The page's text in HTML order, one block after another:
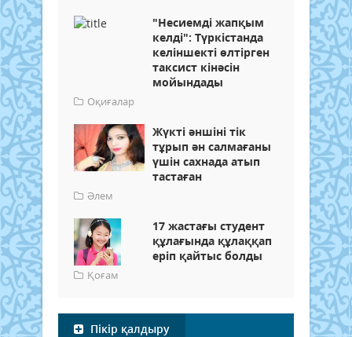
"Несиемді жапқым
келді": Түркістанда
келіншекті өлтірген
таксист кінәсін
мойындады
Оқиғалар
Жүкті әншіні тік
тұрып ән салмағаны
үшін сахнада атып
тастаған
Әлем
17 жастағы студент
құлағында құлаққап
еріп қайтыс болды
Қоғам
Пікір қалдыру